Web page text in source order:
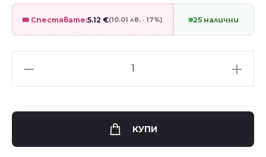
🎟️ Спестявате:5.12€(10.01 лв. · 17%) 25 налични
"Planet"
quantity
КУПИ